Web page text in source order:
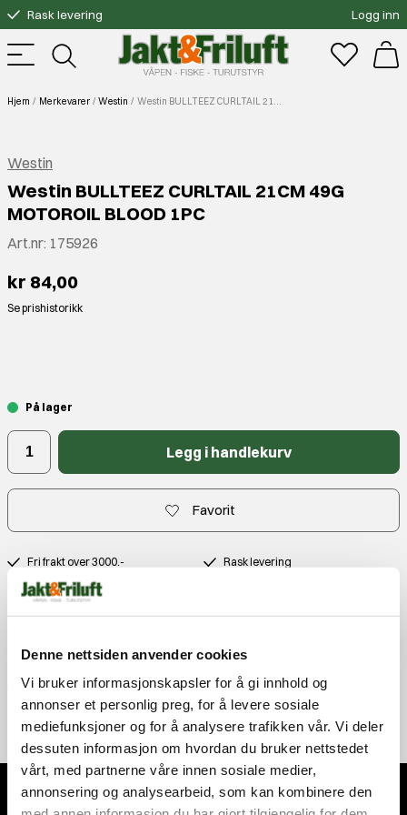
Denne nettsiden anvender cookies
Vi bruker informasjonskapsler for å gi innhold og
annonser et personlig preg, for å levere sosiale
mediefunksjoner og for å analysere trafikken vår. Vi deler
dessuten informasjon om hvordan du bruker nettstedet
vårt, med partnerne våre innen sosiale medier,
annonsering og analysearbeid, som kan kombinere den
Rask levering
Gratis bytte
Fri frakt over 3000.-
Logg inn
Hjem Merkevarer Westin Westin BULLTEEZ CURLTAIL 21CM 49G MOTOROIL BLOOD 1PC
Westin
Westin BULLTEEZ CURLTAIL 21CM 49G
MOTOROIL BLOOD 1PC
Art.nr: 175926
kr 84,00
Se prishistorikk
På lager
Legg i handlekurv
Favorit
Fri frakt over 3000.-
Rask levering
Gratis bytte
Kontakt
Anmeldelser